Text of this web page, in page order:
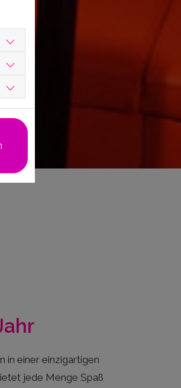
in einer einzigartigen
jede Menge Spaß